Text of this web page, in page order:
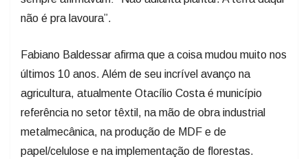
não é pra lavoura”.
Fabiano Baldessar afirma que a coisa mudou muito nos
últimos 10 anos. Além de seu incrível avanço na
agricultura, atualmente Otacílio Costa é município
referência no setor têxtil, na mão de obra industrial
metalmecânica, na produção de MDF e de
papel/celulose e na implementação de florestas.